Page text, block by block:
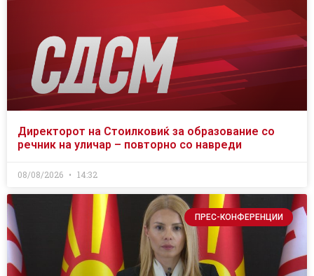
Директорот на Стоилковиќ за образование со
речник на уличар – повторно со навреди
08/08/2026 14:32
ПРЕС-КОНФЕРЕНЦИИ